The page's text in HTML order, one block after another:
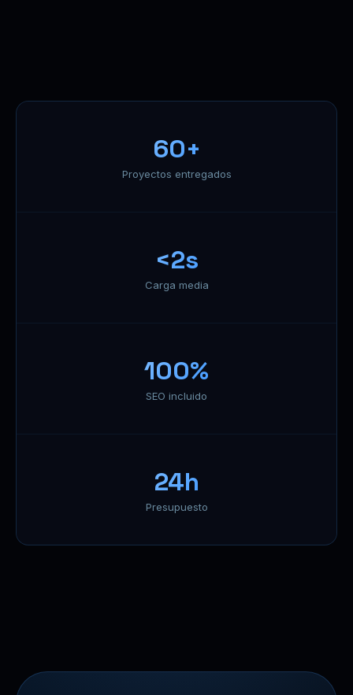
60+
Proyectos entregados
<2s
Carga media
100%
SEO incluido
24h
Presupuesto